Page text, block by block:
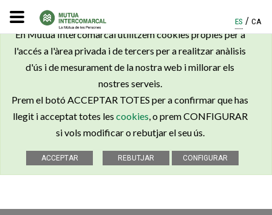
×
En Mútua Intercomarcal utilitzem cookies pròpies per a
l'accés a l'àrea privada i de tercers per a realitzar anàlisis
d'ús i de mesurament de la nostra web i millorar els
nostres serveis.
Prem el botó ACCEPTAR TOTES per a confirmar que has
llegit i acceptat totes les cookies, o prem CONFIGURAR
si vols modificar o rebutjar el seu ús.
ES / CA